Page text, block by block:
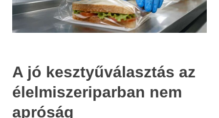
A jó kesztyűválasztás az
élelmiszeriparban nem
apróság